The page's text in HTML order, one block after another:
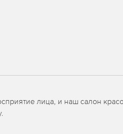
лица, и наш салон